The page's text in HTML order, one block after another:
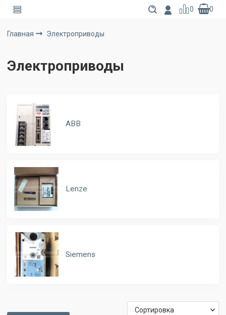
0 0
Главная Электроприводы
Электроприводы
ABB
Lenze
Siemens